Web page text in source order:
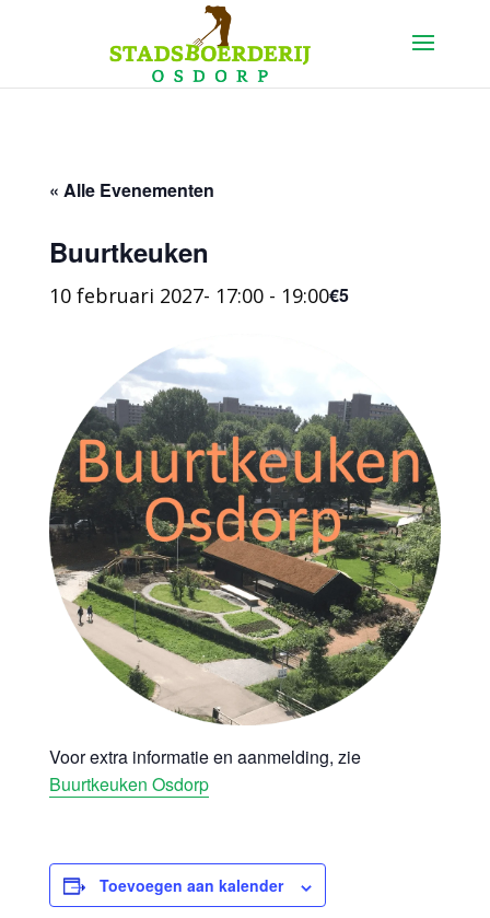
« Alle Evenementen
Buurtkeuken
10 februari 2027- 17:00- 19:00€5
Voor extra informatie en aanmelding, zie
Buurtkeuken Osdorp
Toevoegen aan kalender